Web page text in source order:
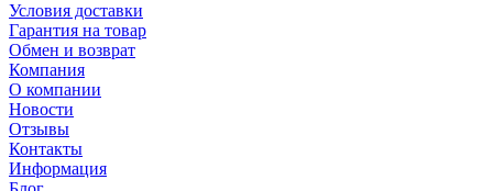
Условия доставки
Гарантия на товар
Обмен и возврат
Компания
О компании
Новости
Отзывы
Контакты
Информация